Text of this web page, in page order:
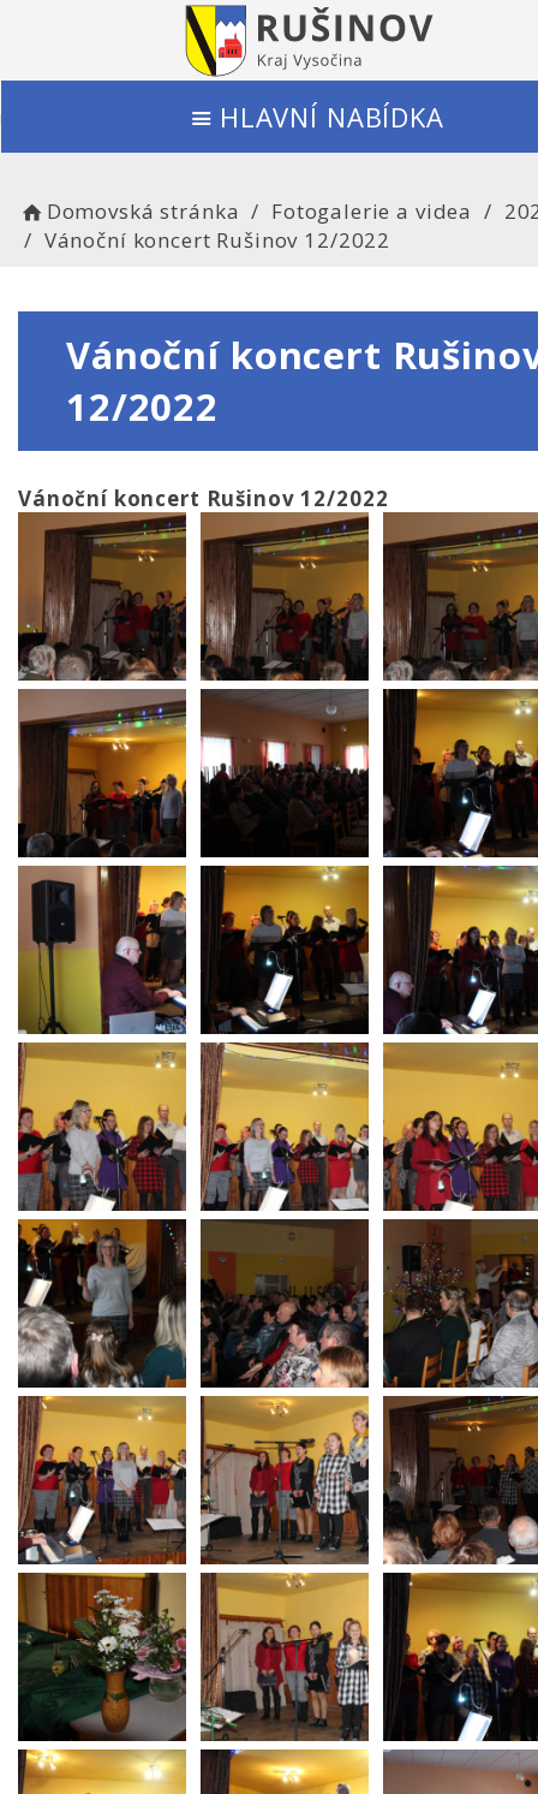
HLAVNÍ NABÍDKA
Domovská stránka Fotogalerie a videa
Vánoční koncert Rušinov 12/2022
Vánoční koncert
12/2022
Vánoční koncert Rušinov 12/2022